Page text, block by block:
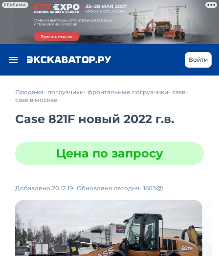
РЕКЛАМА
Войти
Продажа погрузчики фронтальные погрузчики case
case в москве
Case 821F новый 2022 г.в.
Цена по запросу
Добавлено 20.12.19 Обновлено сегодня 1603